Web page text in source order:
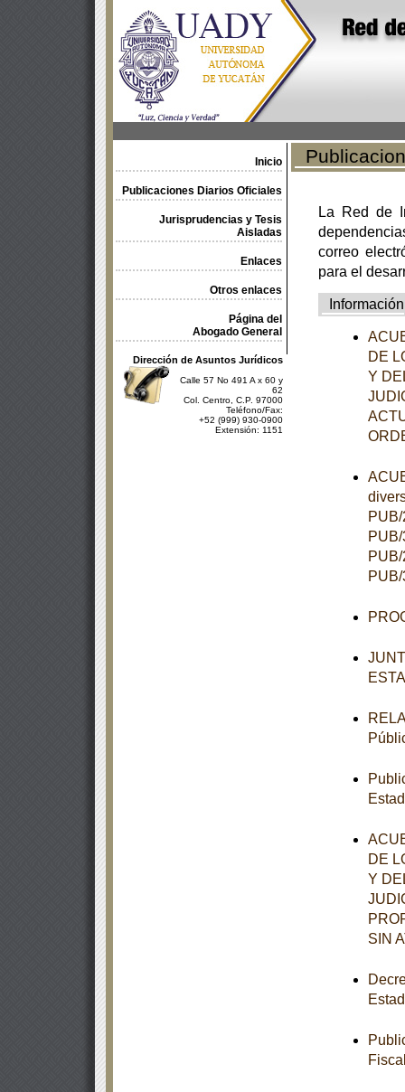
Inicio
Publicaciones Diarios Oficiales
Jurisprudencias y Tesis
Aisladas
Enlaces
Otros enlaces
Página del
Abogado General
Dirección de Asuntos Jurídicos
Calle 57 No 491 A x 60 y
62
Col. Centro, C.P. 97000
Teléfono/Fax:
+52 (999) 930-0900
Extensión: 1151
La Red de
correo
para el
Información
DE
Y
DE
Y
SIN